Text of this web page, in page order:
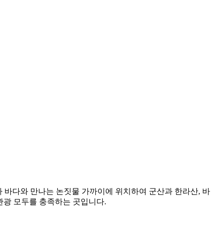
다와 만나는 논짓물 가까이에 위치하여 군산과 한라산, 바
모두를 충족하는 곳입니다.